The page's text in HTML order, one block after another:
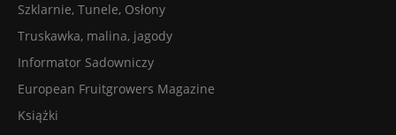
Szklarnie, Tunele, Osłony
Truskawka, malina, jagody
Informator Sadowniczy
European Fruitgrowers Magazine
Książki